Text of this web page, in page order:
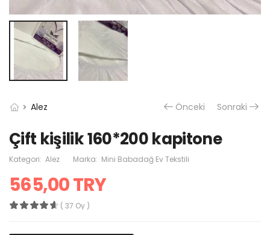
Alez Önceki Sonraki
Çift kişilik 160*200 kapitone
Kategori: Alez Marka: Mini Babadağ Ev Tekstili
565,00 TRY
( 37 Oy )